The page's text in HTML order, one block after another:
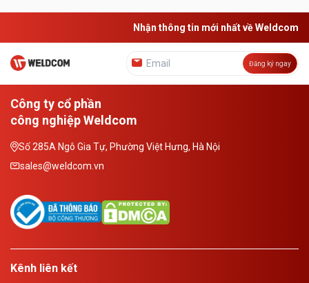
Nhận thông tin mới nhất về Weldcom
Đăng ký ngay
Công ty cổ phần
công nghiệp Weldcom
Số 285A Ngô Gia Tự, Phường Việt Hưng, Hà Nội
sales@weldcom.vn
Kênh liên kết